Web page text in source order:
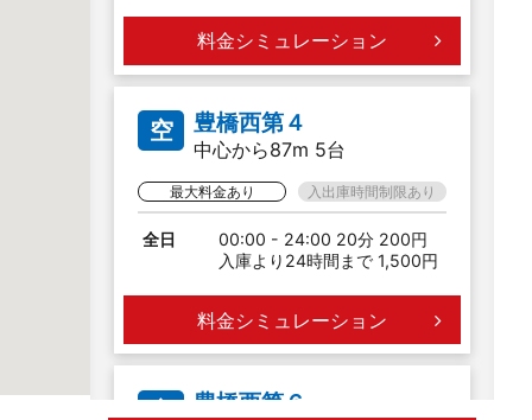
料金シミュレーション
空 豊橋西第４
中心から87m 5台
最大料金あり 入出庫時間制限あり
全日
00:00 - 24:00 20分 200円
入庫より24時間まで 1,500円
料金シミュレーション
豊橋西第６